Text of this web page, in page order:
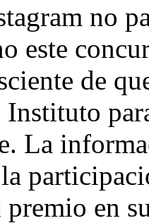
no
este
de
La
en